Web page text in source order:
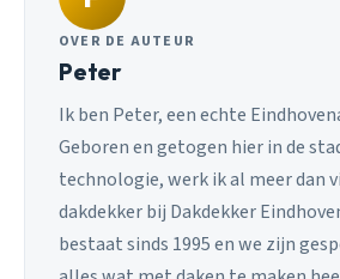
OVER DE AUTEUR
Peter
Ik ben Peter, een echte
Geboren en getogen hier in de
technologie, werk ik al meer dan
dakdekker bij Dakdekker
bestaat sinds 1995 en we zijn